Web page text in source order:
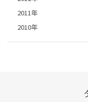
2011年
2010年